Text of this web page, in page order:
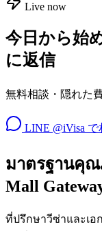
Live now
今日から始
に返信
無料相談・隠れた
LINE @iVisa で
มาตรฐานคุ
Mall
ที่ปรึกษาวีซ่าและเอก